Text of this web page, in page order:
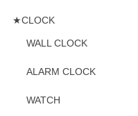
★CLOCK
WALL CLOCK
ALARM CLOCK
WATCH